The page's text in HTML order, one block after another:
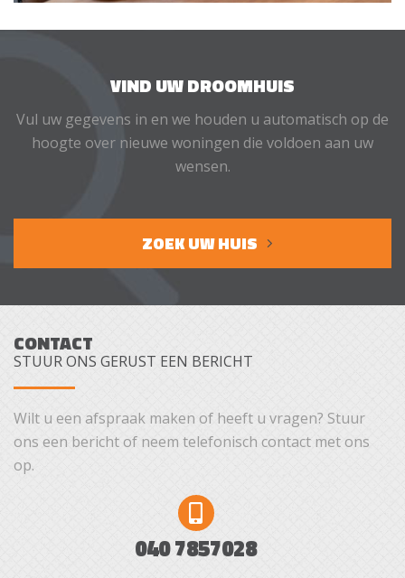
VIND UW DROOMHUIS
Vul uw gegevens in en we houden u automatisch op de
hoogte over nieuwe woningen die voldoen aan uw
wensen.
ZOEK UW HUIS
CONTACT
STUUR ONS GERUST EEN BERICHT
Wilt u een afspraak maken of heeft u vragen? Stuur
ons een bericht of neem telefonisch contact met ons
op.
040 7857028